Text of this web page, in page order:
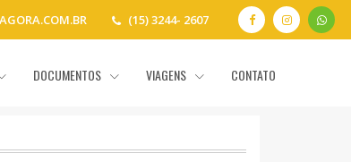
(15) 3244- 2607
DOCUMENTOS VIAGENS CONTATO